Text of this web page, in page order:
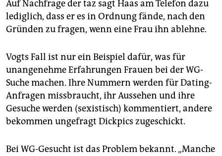
Auf Nachfrage der taz sagt Haas am Telefon dazu
lediglich, dass er es in Ordnung fände, nach den
Gründen zu fragen, wenn eine Frau ihn ablehne.
Vogts Fall ist nur ein Beispiel dafür, was für
unangenehme Erfahrungen Frauen bei der WG-
Suche machen. Ihre Nummern werden für Dating-
Anfragen missbraucht, ihr Aussehen und ihre
Gesuche werden (sexistisch) kommentiert, andere
bekommen ungefragt Dickpics zugeschickt.
Bei WG-Gesucht ist das Problem bekannt. „Manche